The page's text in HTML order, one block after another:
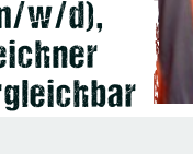
w/d),